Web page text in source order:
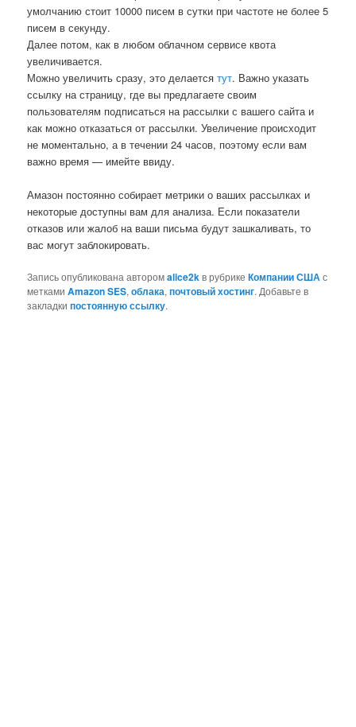
умолчанию стоит 10000 писем в сутки при частоте не более 5
писем в секунду.
Далее потом, как в любом облачном сервисе квота
увеличивается.
Можно увеличить сразу, это делаетсятут. Важно указать
ссылку на страницу, где вы предлагаете своим
пользователям подписаться на рассылки с вашего сайта и
как можно отказаться от рассылки. Увеличение происходит
не моментально, а в течении 24 часов, поэтому если вам
важно время — имейте ввиду.
Амазон постоянно собирает метрики о ваших рассылках и
некоторые доступны вам для анализа. Если показатели
отказов или жалоб на ваши письма будут зашкаливать, то
вас могут заблокировать.
Запись опубликована авторомalice2kв рубрикеКомпании СШАс
меткамиAmazon SES,облака,почтовый хостинг. Добавьте в
закладкипостоянную ссылку.